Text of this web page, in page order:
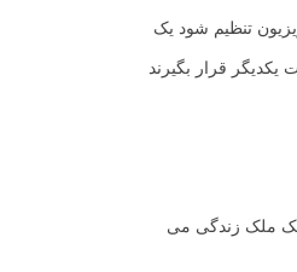
تنظیم شود یک
قرار بگیرند
یک ملک زندگی می